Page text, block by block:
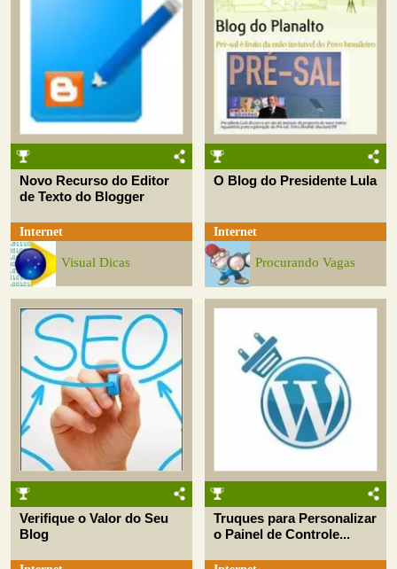
Novo Recurso do Editor
de Texto do Blogger
Internet
Visual Dicas
O Blog do Presidente Lula
Internet
Procurando Vagas
Verifique o Valor do Seu
Blog
Truques para Personalizar
o Painel de Controle...